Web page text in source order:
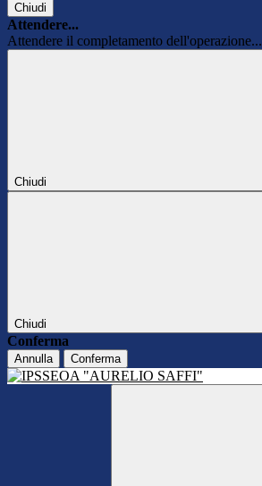
Chiudi
Attendere...
Attendere il completamento dell'operazione...
Chiudi
Chiudi
Conferma
Annulla Conferma